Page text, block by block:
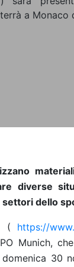
a Monaco
diverse
dello
( https://
Munich,
30